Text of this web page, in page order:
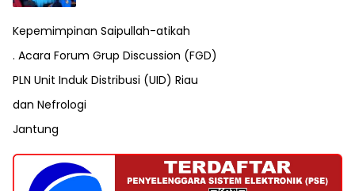
Kepemimpinan Saipullah-atikah
. Acara Forum Grup Discussion (FGD)
PLN Unit Induk Distribusi (UID) Riau
dan Nefrologi
Jantung